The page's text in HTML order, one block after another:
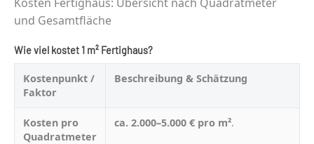
und Gesamtfläche
Wie viel kostet 1 m² Fertighaus?
Kostenpunkt /
Faktor
Beschreibung & Schätzung
Kosten pro
Quadratmeter
ca. 2.000–5.000 € pro m².